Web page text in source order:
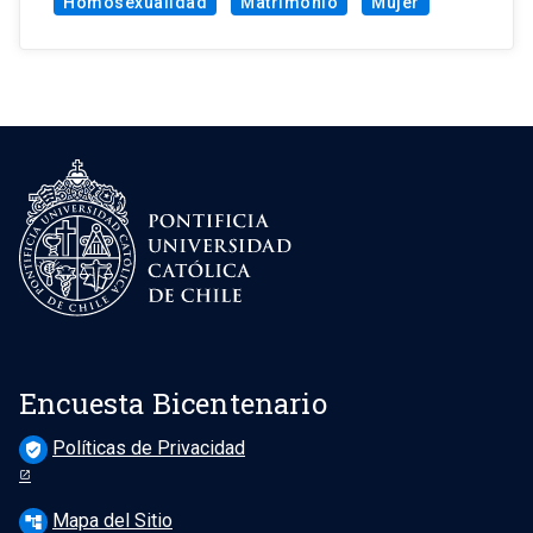
Encuesta Bicentenario
verified_user Políticas de Privacidad
account_tree Mapa del Sitio